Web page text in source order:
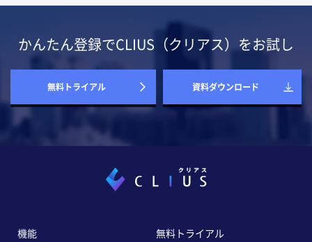
かんたん登録でCLIUS（クリアス）をお試し
無料トライアル 資料ダウンロード
機能 無料トライアル